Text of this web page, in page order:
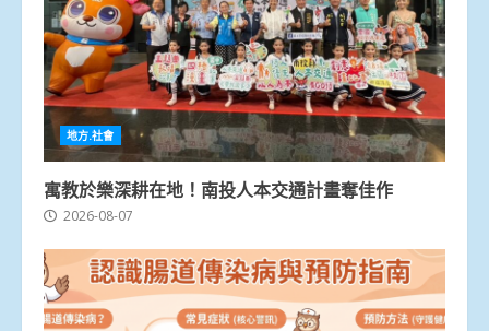
地方.社會
寓教於樂深耕在地！南投人本交通計畫奪佳作
2026-08-07